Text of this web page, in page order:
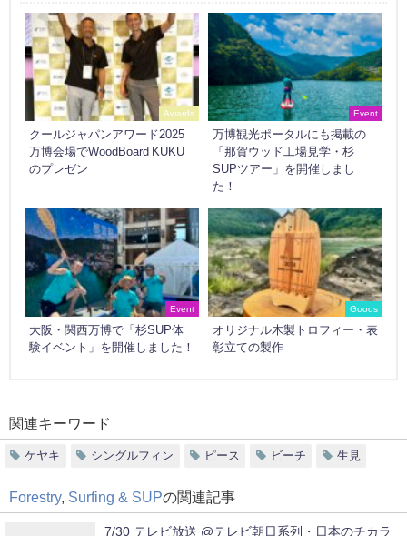
Awards
クールジャパンアワード2025
万博会場でWoodBoard KUKU
のプレゼン
Event
万博観光ポータルにも掲載の
「那賀ウッド工場見学・杉
SUPツアー」を開催しまし
た！
Event
大阪・関西万博で「杉SUP体
験イベント」を開催しました！
Goods
オリジナル木製トロフィー・表
彰立ての製作
関連キーワード
ケヤキ シングルフィン ピース ビーチ 生見
Forestry, Surfing & SUPの関連記事
7/30 テレビ放送 @テレビ朝日系列・日本のチカラ